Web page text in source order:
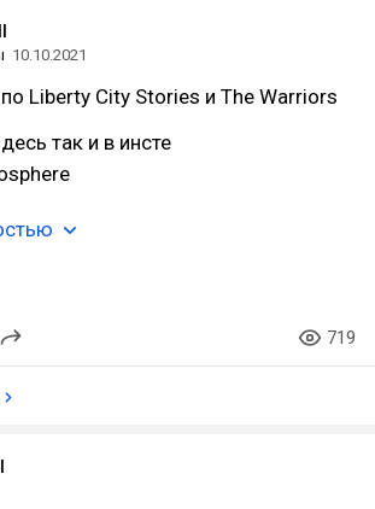
10.10.2021
Liberty City Stories и The Warriors
так и в инсте
719